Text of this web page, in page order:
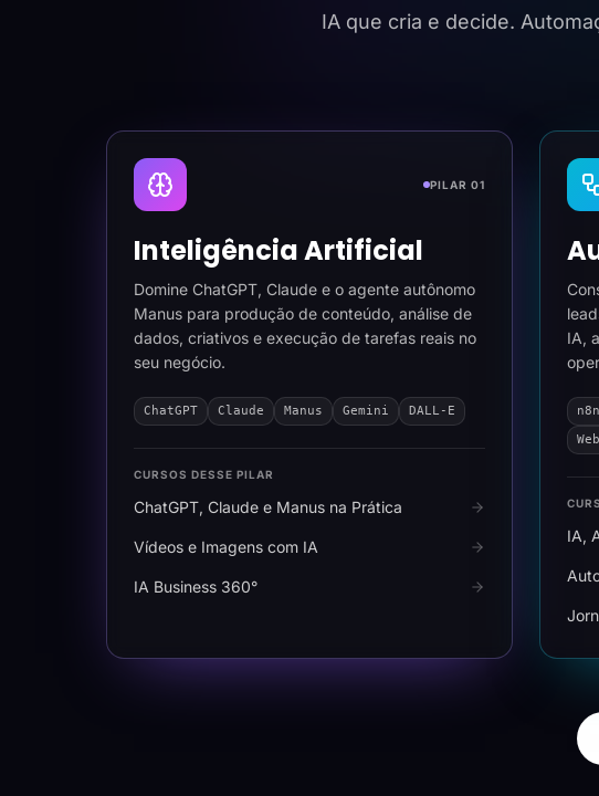
IA que cria e decide.
PILAR 01
Inteligência Artificial
Domine ChatGPT, Claude e o agente autônomo
Manus para produção de conteúdo, análise de
dados, criativos e execução de tarefas reais no
seu negócio.
ChatGPT Claude Manus Gemini DALL-E
CURSOS DESSE PILAR
ChatGPT, Claude e Manus na Prática
Vídeos e Imagens com IA
IA Business 360°
IA,
n8n
IA,